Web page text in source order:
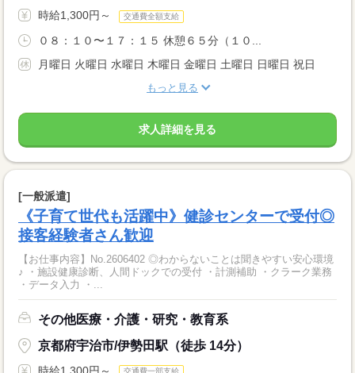
時給1,300円～ 交通費全額支給
０８：１０〜１７：１５ 休憩６５分（１０...
月曜日 火曜日 水曜日 木曜日 金曜日 土曜日 日曜日 祝日
もっと見る
求人詳細を見る
[一般派遣]
《子育て世代も活躍中》健診センターで受付◎
接客経験者さん歓迎
【お仕事内容】No.2606402 ◎わからないことは聞きやすい安心環境
♪ ・施設健康診断、人間ドックでの受付 ・計測補助 ・クラーク業務
・データ入力 ・...
その他医療・介護・研究・教育系
京都府宇治市/伊勢田駅（徒歩 14分）
時給1,300円～ 交通費一部支給